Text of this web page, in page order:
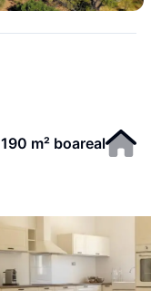
190 m² boareal